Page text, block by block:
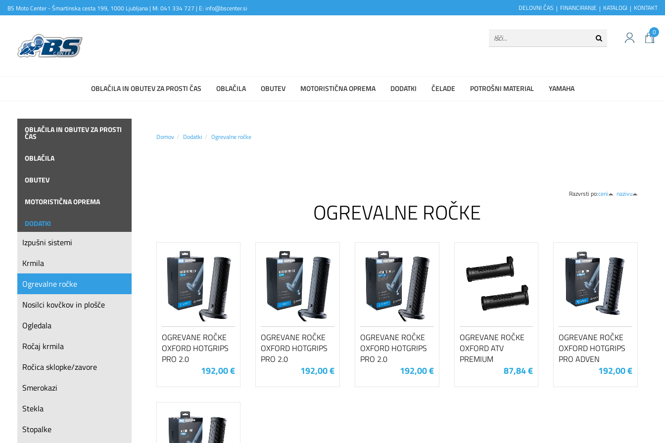
BS Moto Center - Šmartinska cesta 199, 1000 Ljubljana | M: 041 334 727 | E: info@bscenter.si DELOVNI ČAS FINANCIRANJE KATALOGI KONTAKT
0
OBLAČILA IN OBUTEV ZA PROSTI ČAS OBLAČILA OBUTEV MOTORISTIČNA OPREMA DODATKI ČELADE POTROŠNI MATERIAL YAMAHA
OBLAČILA IN OBUTEV ZA PROSTI
ČAS
OBLAČILA
OBUTEV
MOTORISTIČNA OPREMA
DODATKI
Izpušni sistemi
Krmila
Ogrevalne ročke
Nosilci kovčkov in plošče
Ogledala
Ročaj krmila
Ročica sklopke/zavore
Smerokazi
Stekla
Stopalke
Domov Dodatki Ogrevalne ročke
Razvrsti po:ceni nazivu
OGREVALNE ROČKE
OGREVANE ROČKE
OXFORD HOTGRIPS
PRO 2.0
192,00 €
OGREVANE ROČKE
OXFORD HOTGRIPS
PRO 2.0
192,00 €
OGREVANE ROČKE
OXFORD HOTGRIPS
PRO 2.0
192,00 €
OGREVANE ROČKE
OXFORD ATV
PREMIUM
87,84 €
OGREVANE ROČKE
OXFORD HOTGRIPS
PRO ADVEN
192,00 €